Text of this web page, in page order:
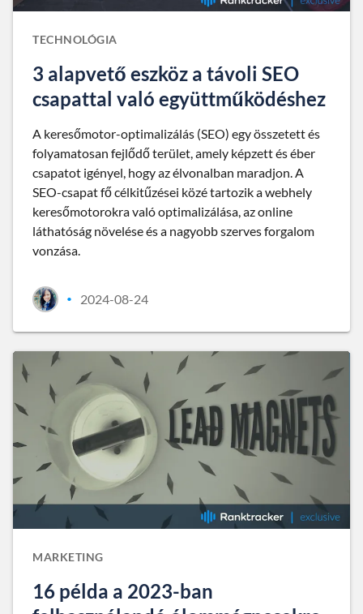
TECHNOLÓGIA
3 alapvető eszköz a távoli SEO
csapattal való együttműködéshez
A keresőmotor-optimalizálás (SEO) egy összetett és
folyamatosan fejlődő terület, amely képzett és éber
csapatot igényel, hogy az élvonalban maradjon. A
SEO-csapat fő célkitűzései közé tartozik a webhely
keresőmotorokra való optimalizálása, az online
láthatóság növelése és a nagyobb szerves forgalom
vonzása.
• 2024-08-24
MARKETING
16 példa a 2023-ban